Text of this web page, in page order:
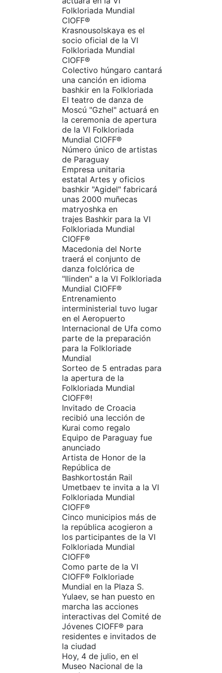
Folkloriada Mundial
CIOFF®
Krasnousolskaya es el
socio oficial de la VI
Folkloriada Mundial
CIOFF®
Colectivo húngaro cantará
una canción en idioma
bashkir en la Folkloriada
El teatro de danza de
Moscú "Gzhel" actuará en
la ceremonia de apertura
de la VI Folkloriada
Mundial CIOFF®
Número único de artistas
de Paraguay
Empresa unitaria
estatal Artes y oficios
bashkir "Agidel" fabricará
unas 2000 muñecas
matryoshka en
trajes Bashkir para la VI
Folkloriada Mundial
CIOFF®
Macedonia del Norte
traerá el conjunto de
danza folclórica de
"Ilinden" a la VI Folkloriada
Mundial CIOFF®
Entrenamiento
interministerial tuvo lugar
en el Aeropuerto
Internacional de Ufa como
parte de la preparación
para la Folkloriade
Mundial
Sorteo de 5 entradas para
la apertura de la
Folkloriada Mundial
CIOFF®️!
Invitado de Croacia
recibió una lección de
Kurai como regalo
Equipo de Paraguay fue
anunciado
Artista de Honor de la
República de
Bashkortostán Rail
Umetbaev te invita a la VI
Folkloriada Mundial
CIOFF®️
Cinco municipios más de
la república acogieron a
los participantes de la VI
Folkloriada Mundial
CIOFF®️
Como parte de la VI
CIOFF®️ Folkloriade
Mundial en la Plaza S.
Yulaev, se han puesto en
marcha las acciones
interactivas del Comité de
Jóvenes CIOFF®️ para
residentes e invitados de
la ciudad
Hoy, 4 de julio, en el
Museo Nacional de la